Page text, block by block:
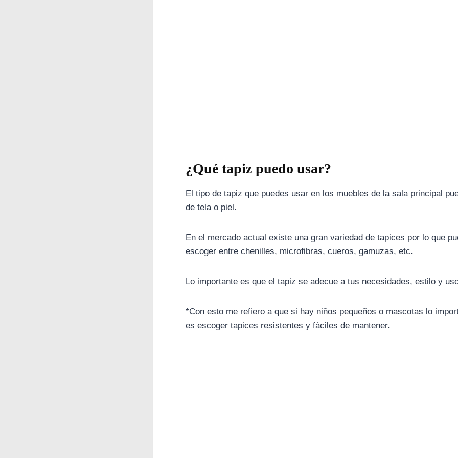
¿Qué tapiz puedo usar?
El tipo de tapiz que puedes usar en los muebles de la sala principal
de tela o piel.
En el mercado actual existe una gran variedad de tapices por lo que
escoger entre chenilles, microfibras, cueros, gamuzas, etc.
Lo importante es que el tapiz se adecue a tus necesidades, estilo y
*Con esto me refiero a que si hay niños pequeños o mascotas lo
es escoger tapices resistentes y fáciles de mantener.